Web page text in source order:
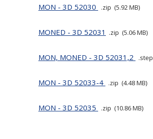
MON - 3D 52030 zip 5.92 MB
MONED - 3D 52031 zip 5.06 MB
MON, MONED - 3D 52031,2 step
MON - 3D 52033-4 zip 4.48 MB
MON - 3D 52035 zip 10.86 MB